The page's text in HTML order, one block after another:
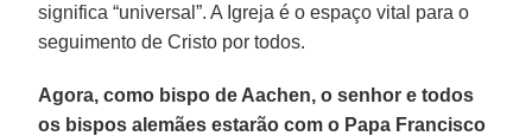
significa “universal”. A Igreja é o espaço vital para o
seguimento de Cristo por todos.
Agora, como bispo de Aachen, o senhor e todos
os bispos alemães estarão com o Papa Francisco